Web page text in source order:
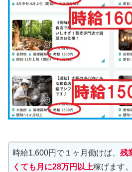
時給1,600円で１ヶ月働けば、 残
くても月に28万円以上稼げます。